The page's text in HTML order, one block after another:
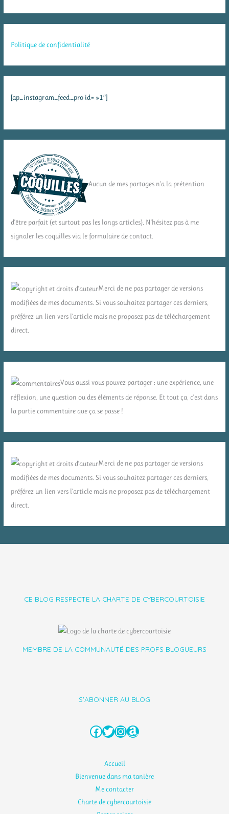
Politique de confidentialité
[ap_instagram_feed_pro id= »1″]
Aucun de mes partages n'a la prétention
d'être parfait (et surtout pas les longs articles). N'hésitez pas à me
signaler les coquilles via le formulaire de contact.
Merci de ne pas partager de versions
modifiées de mes documents. Si vous souhaitez partager ces derniers,
préférez un lien vers l'article mais ne proposez pas de téléchargement
direct.
Vous aussi vous pouvez partager : une expérience, une
réflexion, une question ou des éléments de réponse. Et tout ça, c'est dans
la partie commentaire que ça se passe !
Merci de ne pas partager de versions
modifiées de mes documents. Si vous souhaitez partager ces derniers,
préférez un lien vers l'article mais ne proposez pas de téléchargement
direct.
CE BLOG RESPECTE LA CHARTE DE CYBERCOURTOISIE
MEMBRE DE LA COMMUNAUTÉ DES PROFS BLOGUEURS
S'ABONNER AU BLOG
Facebook
Twitter
Instagram
Amazon
Accueil
Bienvenue dans ma tanière
Me contacter
Charte de cybercourtoisie